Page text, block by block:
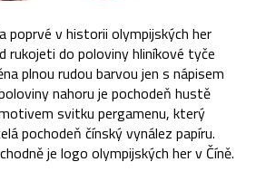
poprvé v historii olympijských her
rukojeti do poloviny hliníkové tyče
plnou rudou barvou jen s nápisem
nahoru je pochodeň hustě
svitku pergamenu, který
pochodeň čínský vynález papíru.
je logo olympijských her v Číně.